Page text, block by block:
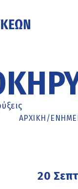
ΑΡΧΙΚΉ /
20